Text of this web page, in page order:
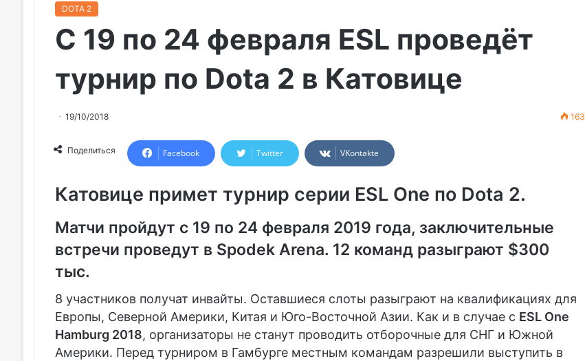
DOTA 2
С 19 по 24 февраля ESL проведёт
турнир по Dota 2 в Катовице
19/10/2018 163
Поделиться Facebook Twitter VKontakte
Катовице примет турнир серии ESL One по Dota 2.
Матчи пройдут с 19 по 24 февраля 2019 года, заключительные
встречи проведут в Spodek Arena. 12 команд разыграют $300
тыс.
8 участников получат инвайты. Оставшиеся слоты разыграют на квалификациях для
Европы, Северной Америки, Китая и Юго-Восточной Азии. Как и в случае с ESL One
Hamburg 2018, организаторы не станут проводить отборочные для СНГ и Южной
Америки. Перед турниром в Гамбурге местным командам разрешили выступить в